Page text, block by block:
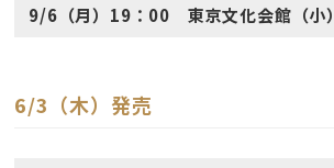
9/6（月）19：00 東京文化会館（小）
6/3（木）発売